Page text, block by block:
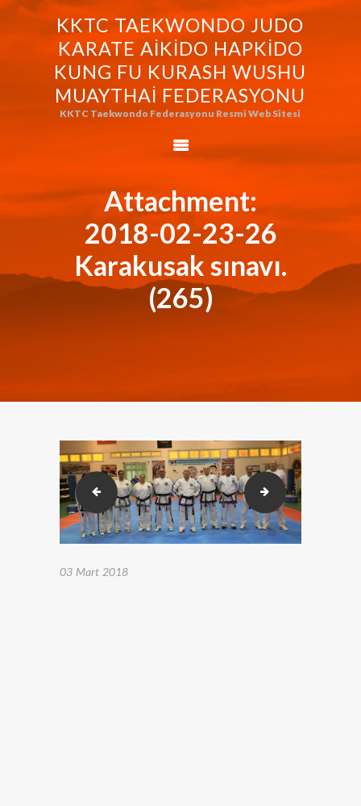
KKTC TAEKWONDO JUDO
KARATE AIKIDO HAPKIDO
KUNG FU KURASH WUSHU
MUAYTHAI FEDERASYONU
KKTC Taekwondo Federasyonu Resmi Web Sitesi
Attachment:
2018-02-23-26
Karakusak sınavı.
(265)
KKTC TAEKWONDO JUDO KARATE
AIKIDO HAPKIDO KUNG FU KURASH
WUSHU MUAYTHAI FEDERASYONU
KKTC Taekwondo Federasyonu Resmi Web Sitesi
FEDERASYONUMUZ
TAEKWONDO
FEDERASYONU
WORLD BUDO
MARTIALARTS
MOK-EZG-2000/2013
PHOTO GALLERY
2018-02-23-26 Karakusak sınavı. (264) 2018-02-23-26
03 Mart 2018